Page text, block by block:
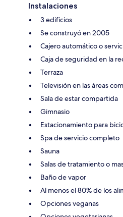
Instalaciones
3 edificios
Se construyó en 2005
Cajero automático o
Caja de seguridad en la
Terraza
Televisión en las áreas
Sala de estar compartida
Gimnasio
Estacionamiento para
Spa de servicio completo
Sauna
Salas de tratamiento o
Baño de vapor
Al menos el 80% de los
Opciones veganas